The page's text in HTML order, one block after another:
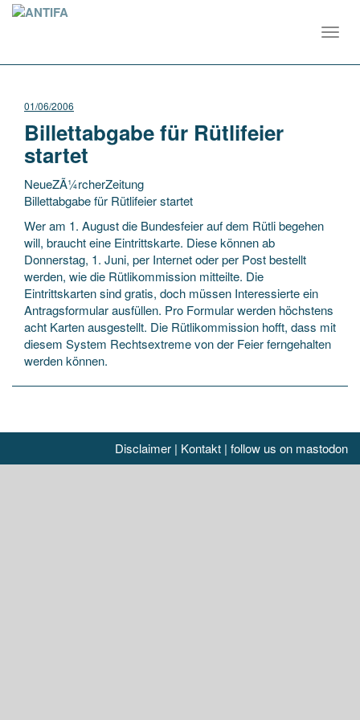
01/06/2006
Billettabgabe für Rütlifeier
startet
NeueZÃ¼rcherZeitung
Billettabgabe für Rütlifeier startet
Wer am 1. August die Bundesfeier auf dem Rütli begehen
will, braucht eine Eintrittskarte. Diese können ab
Donnerstag, 1. Juni, per Internet oder per Post bestellt
werden, wie die Rütlikommission mitteilte. Die
Eintrittskartensind gratis, doch müssen Interessierte ein
Antragsformular ausfüllen. Pro Formular werden höchstens
acht Karten ausgestellt. Die Rütlikommission hofft, dass mit
diesem System Rechtsextreme von der Feier ferngehalten
werden können.
Disclaimer | Kontakt | follow us on mastodon